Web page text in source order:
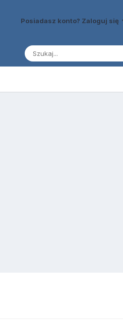
Posiadasz konto? Zaloguj się